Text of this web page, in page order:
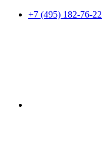
+7 (495) 182-76-22